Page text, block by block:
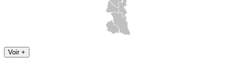
Voir +